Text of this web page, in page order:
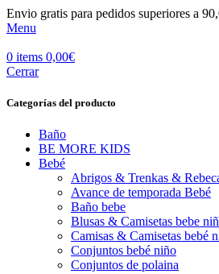
Envio gratis para pedidos superiores a
Menu
0 items 0,00€
Cerrar
Categorías del producto
Baño
BE MORE KIDS
Bebé
Abrigos & Trenkas &
Avance de temporada Bebé
Baño bebe
Blusas & Camisetas bebe
Camisas & Camisetas bebé
Conjuntos bebé niño
Conjuntos de polaina